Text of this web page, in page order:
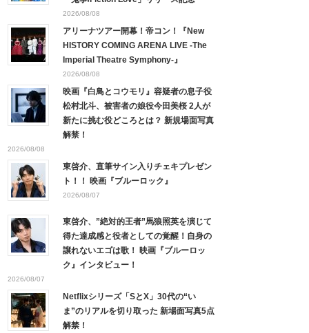
2026/08/08
アリーナツアー開幕！帝コン！『New
HISTORY COMING ARENA LIVE -The
Imperial Theatre Symphony-』
2026/08/08
映画『白鳥とコウモリ』容疑者の息子役
松村北斗、被害者の娘役今田美桜 2人が
新たに挑む役どころとは？ 新規場面写真
解禁！
2026/08/08
東啓介、直筆サイン入りチェキプレゼン
ト！！ 映画『ブルーロック』
2026/08/07
東啓介、”絶対的王者”馬狼照英を演じて
得た達成感と役者としての覚醒！自身の
譲れないエゴは歌！ 映画『ブルーロッ
ク』インタビュー！
2026/08/07
Netflixシリーズ「SとX」30代の“い
ま”のリアルを切り取った 新場面写真5点
解禁！